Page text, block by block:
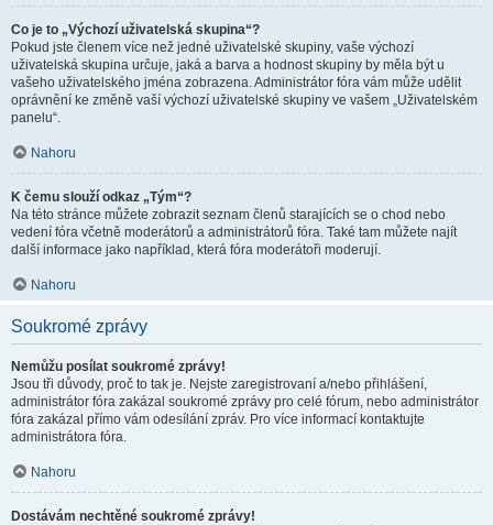
Co je to „Výchozí uživatelská skupina“?
Pokud jste členem více než jedné uživatelské skupiny, vaše výchozí
uživatelská skupina určuje, jaká a barva a hodnost skupiny by měla být u
vašeho uživatelského jména zobrazena. Administrátor fóra vám může udělit
oprávnění ke změně vaší výchozí uživatelské skupiny ve vašem „Uživatelském
panelu“.
Nahoru
K čemu slouží odkaz „Tým“?
Na této stránce můžete zobrazit seznam členů starajících se o chod nebo
vedení fóra včetně moderátorů a administrátorů fóra. Také tam můžete najít
další informace jako například, která fóra moderátoři moderují.
Nahoru
Soukromé zprávy
Nemůžu posílat soukromé zprávy!
Jsou tři důvody, proč to tak je. Nejste zaregistrovaní a/nebo přihlášení,
administrátor fóra zakázal soukromé zprávy pro celé fórum, nebo administrátor
fóra zakázal přímo vám odesílání zpráv. Pro více informací kontaktujte
administrátora fóra.
Nahoru
Dostávám nechtěné soukromé zprávy!